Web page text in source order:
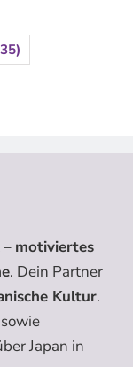
motiviertes
. Dein Partner
Kultur.
Japan in